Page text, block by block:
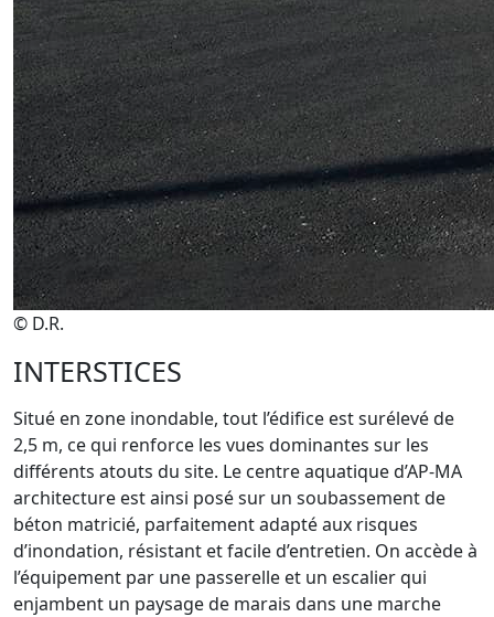
© D.R.
INTERSTICES
Situé en zone inondable, tout l’édifice est surélevé de
2,5 m, ce qui renforce les vues dominantes sur les
différents atouts du site. Le centre aquatique d’AP-MA
architecture est ainsi posé sur un soubassement de
béton matricié, parfaitement adapté aux risques
d’inondation, résistant et facile d’entretien. On accède à
l’équipement par une passerelle et un escalier qui
enjambent un paysage de marais dans une marche